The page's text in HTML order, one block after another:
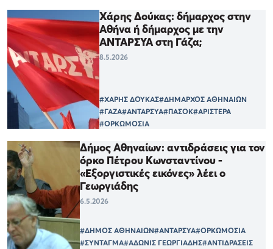
Χάρης Δούκας: δήμαρχος στην
Αθήνα ή δήμαρχος με την
ΑΝΤΑΡΣΥΑ στη Γάζα;
8.5.2026
#ΧΑΡΗΣ ΔΟΥΚΑΣ#ΔΗΜΑΡΧΟΣ ΑΘΗΝΑΙΩΝ
#ΓΑΖΑ#ΑΝΤΑΡΣΥΑ#ΠΑΣΟΚ#ΑΡΙΣΤΕΡΑ
#ΟΡΚΩΜΟΣΙΑ
Δήμος Αθηναίων: αντιδράσεις για τον
όρκο Πέτρου Κωνσταντίνου -
«Εξοργιστικές εικόνες» λέει ο
Γεωργιάδης
6.5.2026
#ΔΗΜΟΣ ΑΘΗΝΑΙΩΝ#ΑΝΤΑΡΣΥΑ#ΟΡΚΩΜΟΣΙΑ
#ΣΥΝΤΑΓΜΑ#ΑΔΩΝΙΣ ΓΕΩΡΓΙΑΔΗΣ#ΑΝΤΙΔΡΑΣΕΙΣ